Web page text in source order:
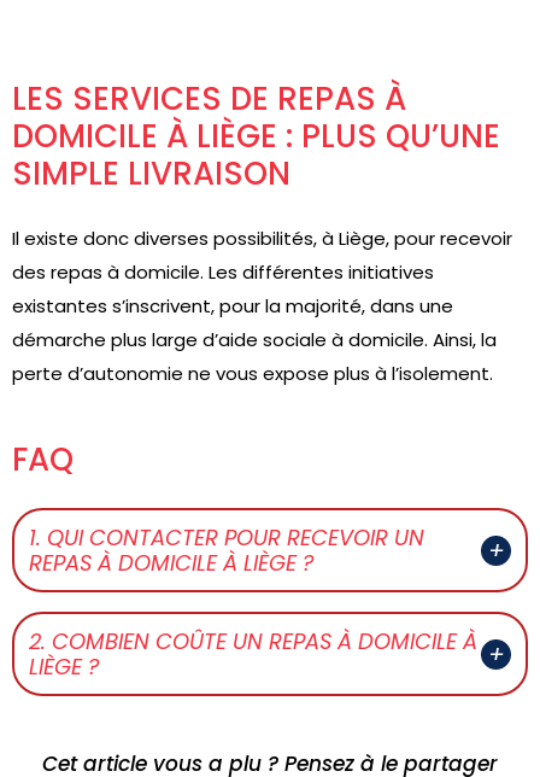
LES SERVICES DE REPAS À
DOMICILE À LIÈGE : PLUS QU’UNE
SIMPLE LIVRAISON
Il existe donc diverses possibilités, à Liège, pour recevoir
des repas à domicile. Les différentes initiatives
existantes s’inscrivent, pour la majorité, dans une
démarche plus large d’aide sociale à domicile. Ainsi, la
perte d’autonomie ne vous expose plus à l’isolement.
FAQ
1. QUI CONTACTER POUR RECEVOIR UN
REPAS À DOMICILE À LIÈGE ?
2. COMBIEN COÛTE UN REPAS À DOMICILE À
LIÈGE ?
Cet article vous a plu ? Pensez à le partager